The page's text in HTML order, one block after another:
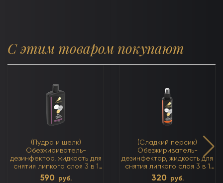
С этим товаром покупают
(Пудра и шелк)
Обезжириватель-
дезинфектор, жидкость для
снятия липкого слоя 3 в 1
500мл
590 руб.
(Сладкий персик)
Обезжириватель-
дезинфектор, жидкость для
снятия липкого слоя 3 в 1
250мл
320 руб.